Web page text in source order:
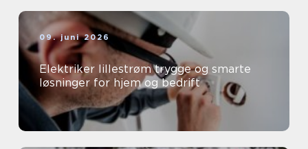
09. juni 2026
Elektriker lillestrøm trygge og smarte
løsninger for hjem og bedrift